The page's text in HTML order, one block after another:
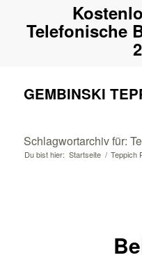
Telefonische
GEMBINSKI
Schlagwortarchiv für:
Du bist hier: Startseite / Teppich